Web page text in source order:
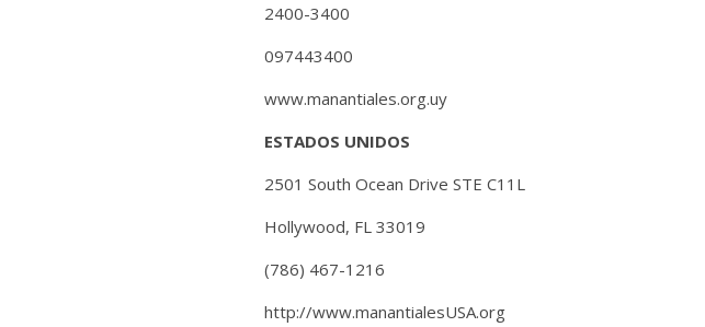
2400-3400
097443400
www.manantiales.org.uy
ESTADOS UNIDOS
2501 South Ocean Drive STE C11L
Hollywood, FL 33019
(786) 467-1216
http://www.manantialesUSA.org